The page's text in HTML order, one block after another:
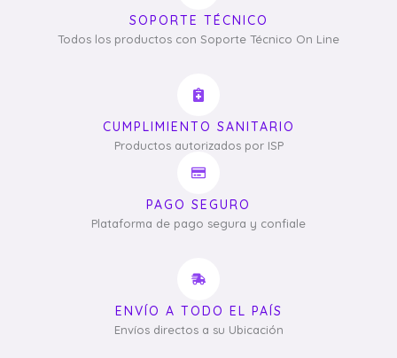
SOPORTE TÉCNICO
Todos los productos con Soporte Técnico On Line
CUMPLIMIENTO SANITARIO
Productos autorizados por ISP
PAGO SEGURO
Plataforma de pago segura y confiale
ENVÍO A TODO EL PAÍS
Envíos directos a su Ubicación